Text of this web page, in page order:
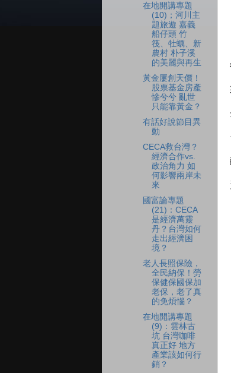
在地開講專題
(10)；河川主
題旅遊 嘉義
船仔頭 竹
筏、牡蠣、新
農村 朴子溪
的美麗與再生
黃金屢創天價！
股票基金房產
慘兮兮 亂世
只能靠黃金？
有話好說節目異
動
CECA救台灣？
經濟合作vs.
政治角力 如
何影響兩岸未
來
國富論專題
(21)：CECA
是經濟萬靈
丹？台灣如何
走出經濟困
境？
老人長照保險，
全民納保！勞
保健保國保加
老保，老了真
的免煩惱？
在地開講專題
(9)：雲林古
坑 台灣咖啡
真正好 地方
產業該如何行
銷？